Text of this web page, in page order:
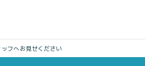
フへお見せください